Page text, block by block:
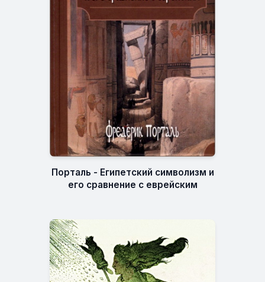
Порталь - Египетский символизм и
его сравнение с еврейским